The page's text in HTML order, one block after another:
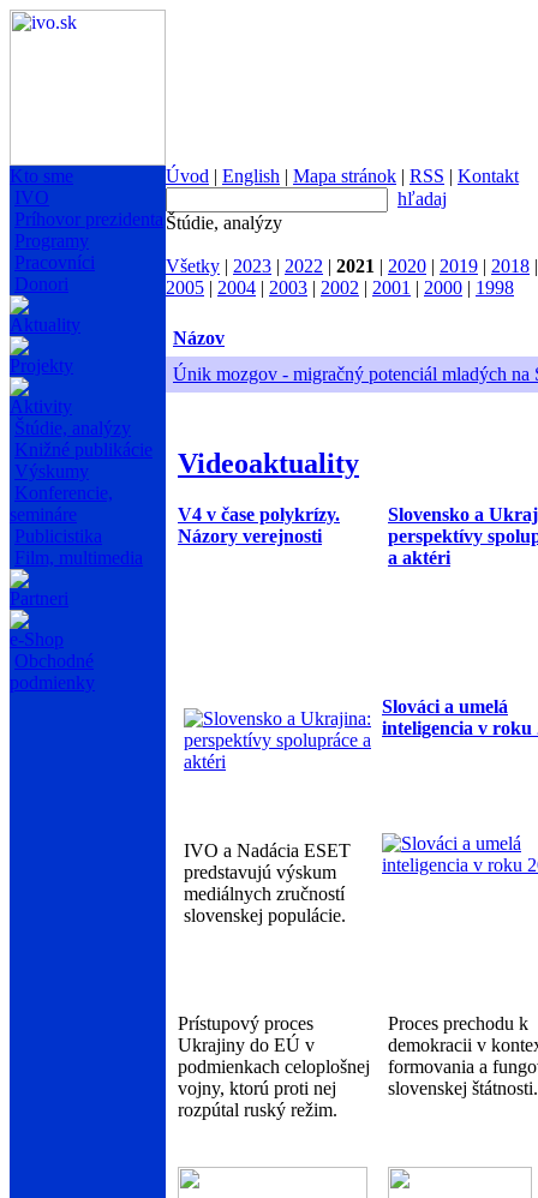
Kto sme
IVO
Príhovor prezidenta
Programy
Pracovníci
Donori
Aktuality
Projekty
Aktivity
Štúdie, analýzy
Knižné publikácie
Výskumy
Konferencie,
semináre
Publicistika
Film, multimedia
Partneri
e-Shop
Obchodné
podmienky
Úvod | English | Mapa stránok | RSS | Kontakt
hľadaj
Štúdie, analýzy
Všetky | 2023 | 2022 | 2021 | 2020 | 2019 | 2018
2005 | 2004 | 2003 | 2002 | 2001 | 2000 | 1998
Názov
Únik mozgov - migračný potenciál mladých na
Videoaktuality
V4 v čase polykrízy.
Názory verejnosti
Slovensko a
perspektívy
a aktéri
Slováci a umelá
inteligencia v roku
IVO a Nadácia ESET
predstavujú výskum
mediálnych zručností
slovenskej populácie.
Prístupový proces
Ukrajiny do EÚ v
podmienkach celoplošnej
vojny, ktorú proti nej
rozpútal ruský režim.
Proces prechodu k
demokracii v
formovania a
slovenskej štátnosti.